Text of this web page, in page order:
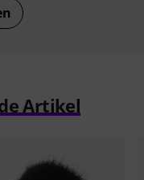
Artikel